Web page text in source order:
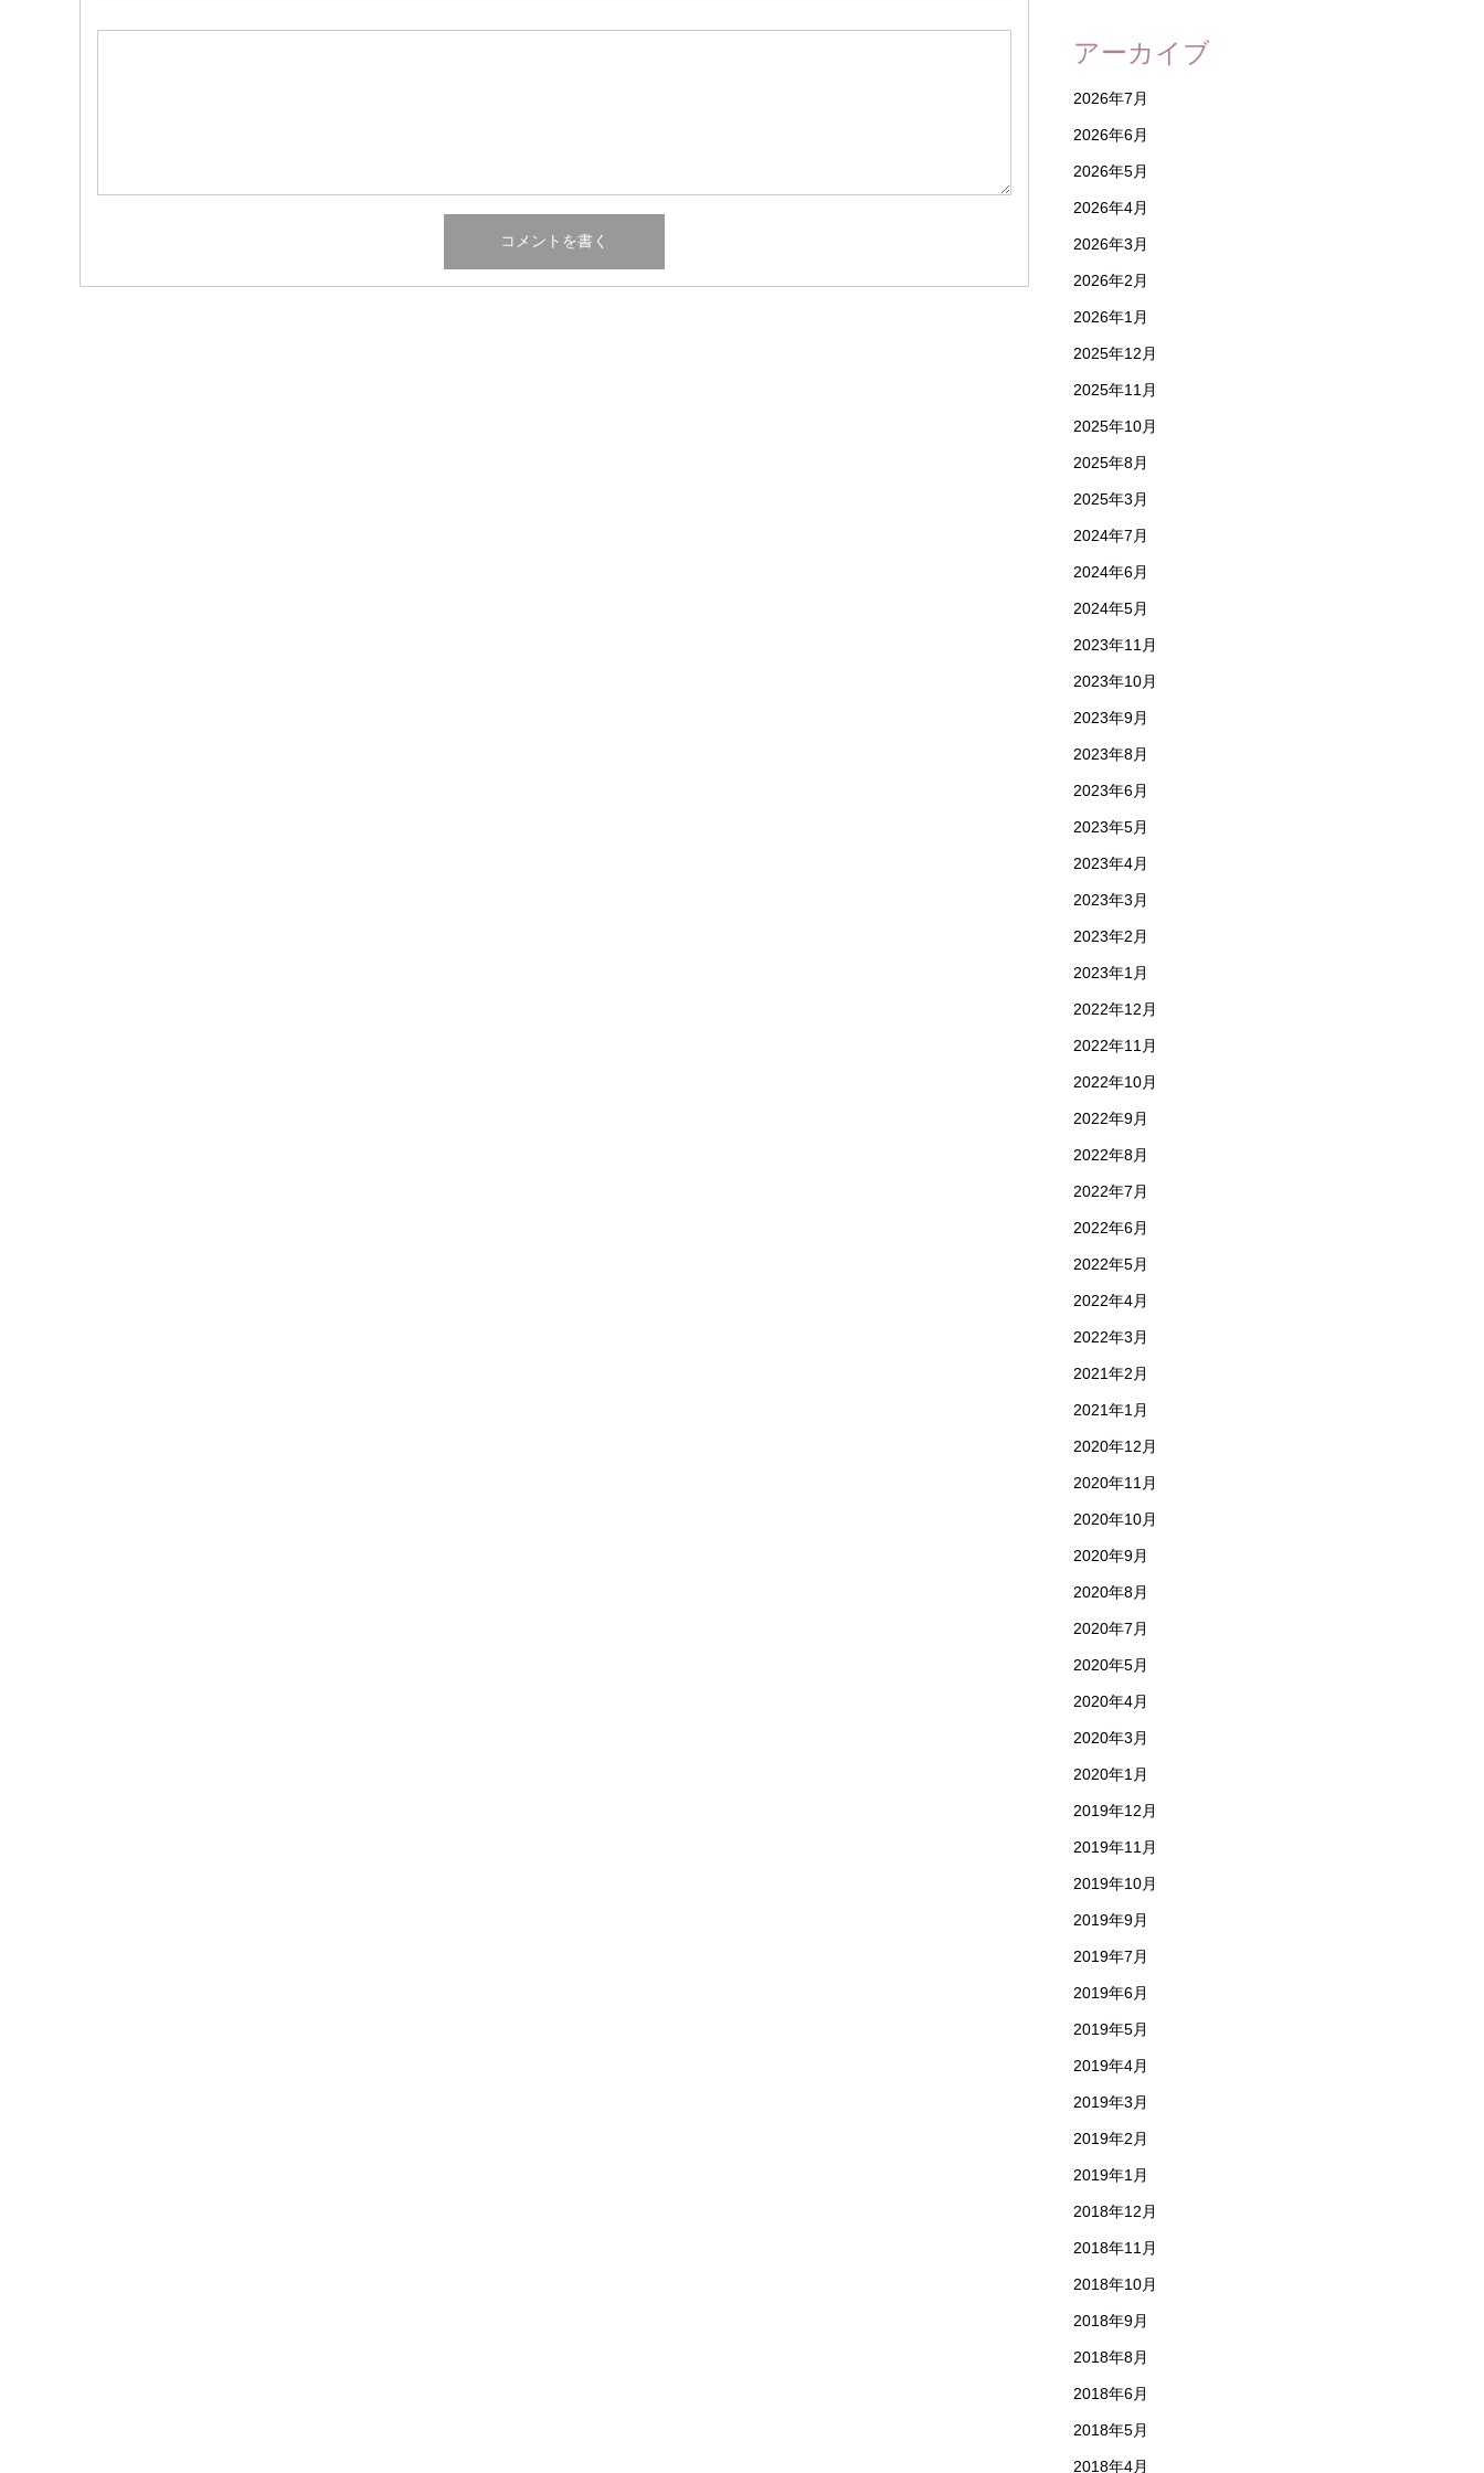
アーカイブ
2026年7月
2026年6月
2026年5月
2026年4月
2026年3月
2026年2月
2026年1月
2025年12月
2025年11月
2025年10月
2025年8月
2025年3月
2024年7月
2024年6月
2024年5月
2023年11月
2023年10月
2023年9月
2023年8月
2023年6月
2023年5月
2023年4月
2023年3月
2023年2月
2023年1月
2022年12月
2022年11月
2022年10月
2022年9月
2022年8月
2022年7月
2022年6月
2022年5月
2022年4月
2022年3月
2021年2月
2021年1月
2020年12月
2020年11月
2020年10月
2020年9月
2020年8月
2020年7月
2020年5月
2020年4月
2020年3月
2020年1月
2019年12月
2019年11月
2019年10月
2019年9月
2019年7月
2019年6月
2019年5月
2019年4月
2019年3月
2019年2月
2019年1月
2018年12月
2018年11月
2018年10月
2018年9月
2018年8月
2018年6月
2018年5月
2018年4月